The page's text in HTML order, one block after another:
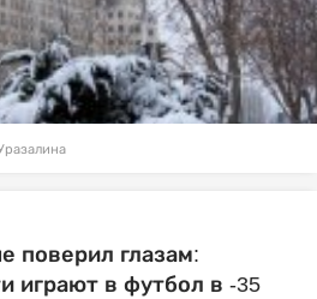
поверил глазам:
играют в футбол в -35